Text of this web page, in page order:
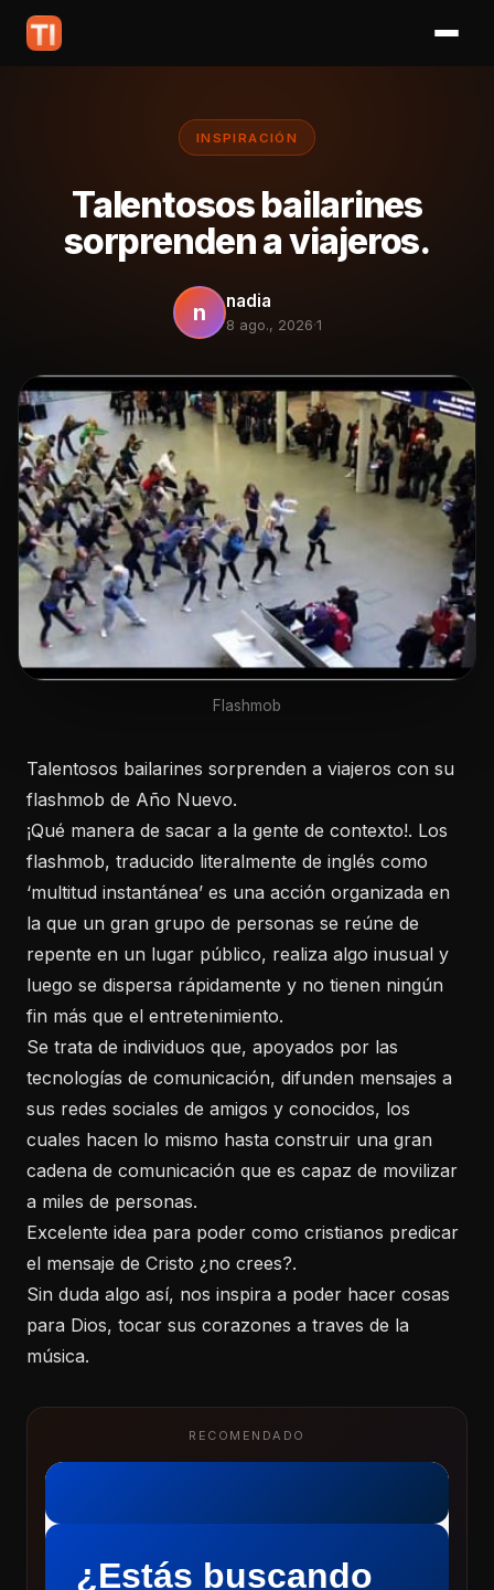
INSPIRACIÓN
Talentosos bailarines
sorprenden a viajeros.
n nadia
8 ago., 2026·1
Flashmob
Talentosos bailarines sorprenden a viajeros con su
flashmob de Año Nuevo.
¡Qué manera de sacar a la gente de contexto!. Los
flashmob, traducido literalmente de inglés como
‘multitud instantánea’ es una acción organizada en
la que un gran grupo de personas se reúne de
repente en un lugar público, realiza algo inusual y
luego se dispersa rápidamente y no tienen ningún
fin más que el entretenimiento.
Se trata de individuos que, apoyados por las
tecnologías de comunicación, difunden mensajes a
sus redes sociales de amigos y conocidos, los
cuales hacen lo mismo hasta construir una gran
cadena de comunicación que es capaz de movilizar
a miles de personas.
Excelente idea para poder como cristianos predicar
el mensaje de Cristo ¿no crees?.
Sin duda algo así, nos inspira a poder hacer cosas
para Dios, tocar sus corazones a traves de la
música.
RECOMENDADO